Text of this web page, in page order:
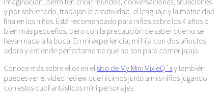
y por sobre todo, trabajan la creatividad, el lenguaje y la motricidad
fina en los niños. Está recomendado para niños sobre los 4 años o
bien más pequeños, pero con la precaución de saber que no se
llevan nada a la boca. En mi experiencia, mi hija con dos años los
adora y entiende perfectamente que no son para comer jajaja.
Conoce más sobre ellos en el sitio de My Mini MixieQ´sy también
puedes ver el video review que hicimos junto a mis niños jugando
con estos cubifantásticos mini personajes: